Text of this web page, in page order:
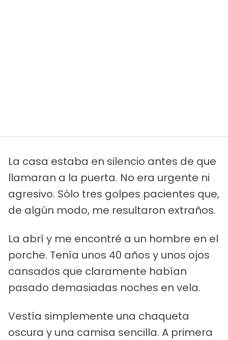
La casa estaba en silencio antes de que
llamaran a la puerta. No era urgente ni
agresivo. Sólo tres golpes pacientes que,
de algún modo, me resultaron extraños.
La abrí y me encontré a un hombre en el
porche. Tenía unos 40 años y unos ojos
cansados que claramente habían
pasado demasiadas noches en vela.
Vestía simplemente una chaqueta
oscura y una camisa sencilla. A primera